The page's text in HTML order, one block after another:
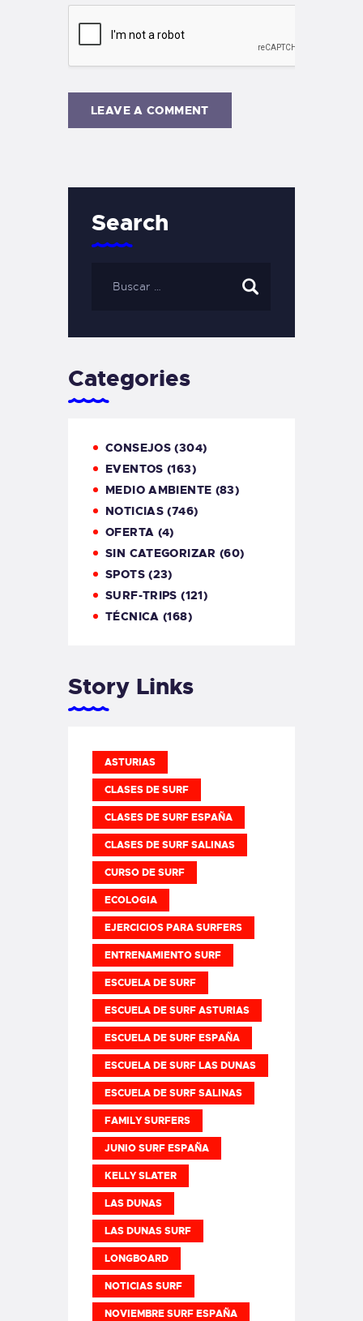
Search
Categories
CONSEJOS (304)
EVENTOS (163)
MEDIO AMBIENTE (83)
NOTICIAS (746)
OFERTA (4)
SIN CATEGORIZAR (60)
SPOTS(23)
SURF-TRIPS (121)
TÉCNICA (168)
Story Links
ASTURIAS
CLASES DE SURF
CLASES DE SURF ESPAÑA
CLASES DE SURF SALINAS
CURSO DE SURF
ECOLOGIA
EJERCICIOS PARA SURFERS
ENTRENAMIENTO SURF
ESCUELA DE SURF
ESCUELA DE SURF ASTURIAS
ESCUELA DE SURF ESPAÑA
ESCUELA DE SURF LAS DUNAS
ESCUELA DE SURF SALINAS
FAMILY SURFERS
JUNIO SURF ESPAÑA
KELLY SLATER
LAS DUNAS
LAS DUNAS SURF
LONGBOARD
NOTICIAS SURF
NOVIEMBRE SURF ESPAÑA